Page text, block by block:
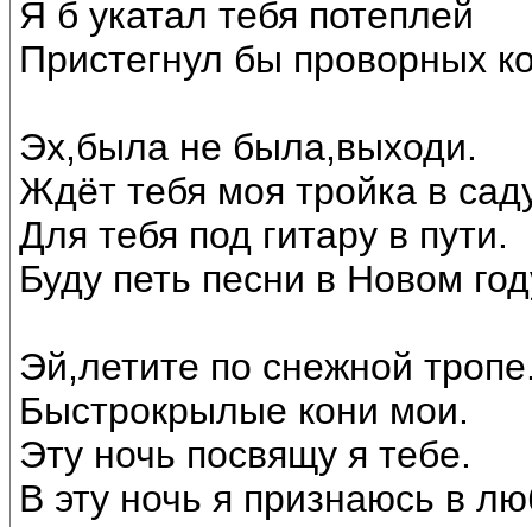
Я б укатал тебя потеплей
Пристегнул бы проворных
Эх,была не была,выходи.
Ждёт тебя моя тройка в
Для тебя под гитару в пути.
Буду петь песни в Новом
Эй,летите по снежной
Быстрокрылые кони мои.
Эту ночь посвящу я тебе.
В эту ночь я признаюсь в